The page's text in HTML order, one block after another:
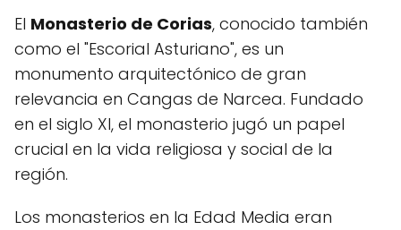
El Monasterio de Corias, conocido también
como el "Escorial Asturiano", es un
monumento arquitectónico de gran
relevancia en Cangas de Narcea. Fundado
en el siglo XI, el monasterio jugó un papel
crucial en la vida religiosa y social de la
región.
Los monasterios en la Edad Media eran